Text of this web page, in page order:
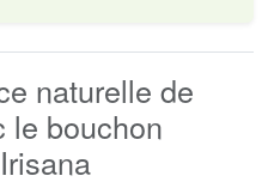
naturelle de
le bouchon